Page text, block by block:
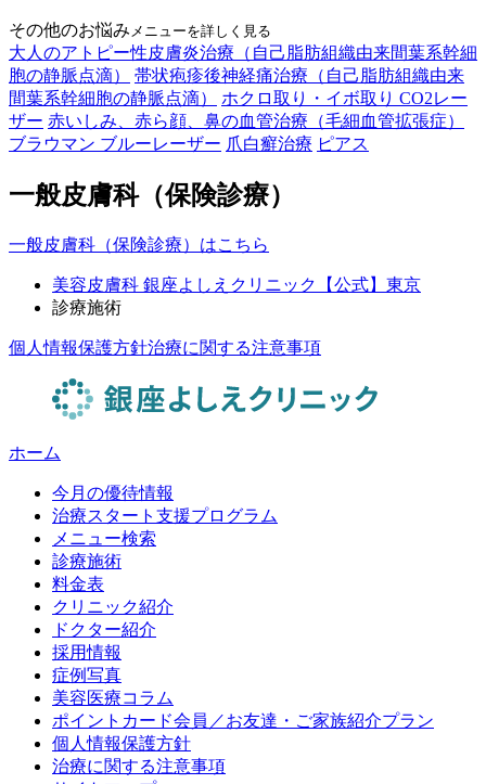
その他のお悩み メニューを詳しく見る
大人のアトピー性皮膚炎治療（自己脂肪組織由来間葉系幹細
胞の静脈点滴）
帯状疱疹後神経痛治療（自己脂肪組織由来
間葉系幹細胞の静脈点滴）
ホクロ取り・イボ取り CO2レー
ザー 赤いしみ、赤ら顔、鼻の血管治療（毛細血管拡張症）
ブラウマン ブルーレーザー 爪白癬治療 ピアス
一般皮膚科（保険診療）
一般皮膚科（保険診療）はこちら
美容皮膚科 銀座よしえクリニック【公式】東京
診療施術
個人情報保護方針治療に関する注意事項
ホーム
今月の優待情報
治療スタート支援プログラム
メニュー検索
診療施術
料金表
クリニック紹介
ドクター紹介
採用情報
症例写真
美容医療コラム
ポイントカード会員／お友達・ご家族紹介プラン
個人情報保護方針
治療に関する注意事項